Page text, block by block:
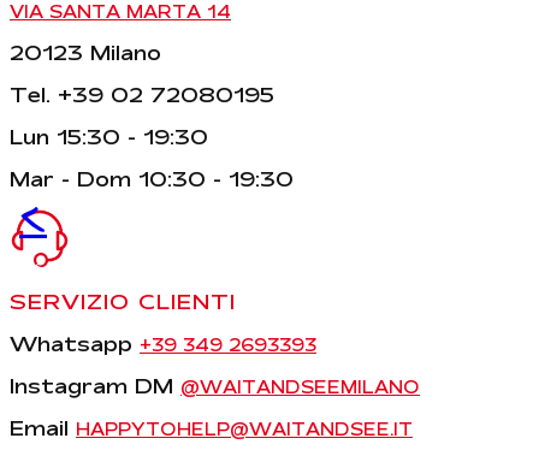
<
VIA SANTA MARTA 14
20123 Milano
Tel. +39 02 72080195
Lun 15:30 - 19:30
Mar - Dom 10:30 - 19:30
SERVIZIO CLIENTI
Whatsapp +39 349 2693393
Instagram DM @WAITANDSEEMILANO
Email HAPPYTOHELP@WAITANDSEE.IT